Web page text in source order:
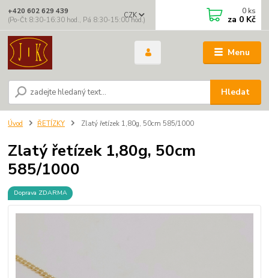
Menu
CZK
Hledat
+420 602 629 439
(Po-Čt 8:30-16:30 hod., Pá 8:30-15:00 hod.)
0 ks
za 0 Kč
Úvod ŘETÍZKY Zlatý řetízek 1,80g, 50cm 585/1000
Zlatý řetízek 1,80g, 50cm
585/1000
Doprava ZDARMA